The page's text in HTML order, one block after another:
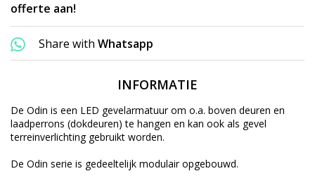
offerte aan!
Share with Whatsapp
INFORMATIE
De Odin is een LED gevelarmatuur om o.a. boven deuren en
laadperrons (dokdeuren) te hangen en kan ook als gevel
terreinverlichting gebruikt worden.
De Odin serie is gedeeltelijk modulair opgebouwd.